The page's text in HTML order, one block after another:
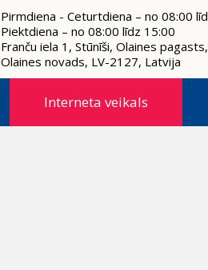
Pirmdiena - Ceturtdiena – no 08:00
Piektdiena – no 08:00 līdz 15:00
Franču iela 1, Stūnīši, Olaines pagasts,
Olaines novads, LV-2127, Latvija
Interneta veikals